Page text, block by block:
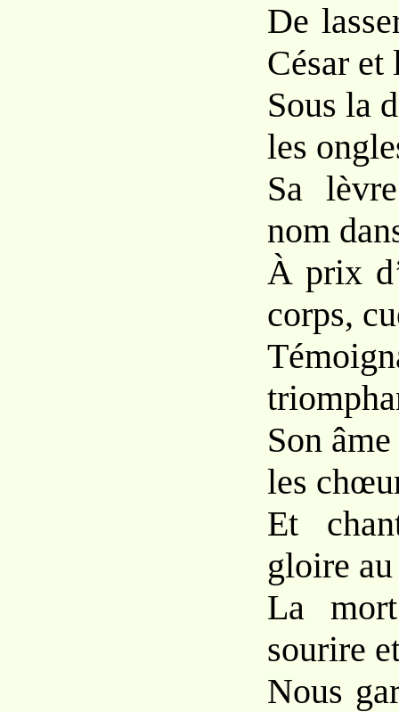
De
César et
Sous la
les
Sa
nom
À prix
corps,
Son
les
Et
gloire
La
sourire
Nous